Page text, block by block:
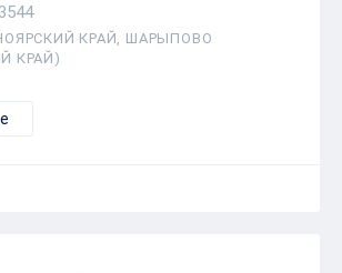
КРАЙ, ШАРЫПОВО
КРАЙ)